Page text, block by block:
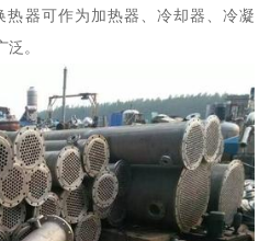
器可作为加热器、冷却器、冷凝
。